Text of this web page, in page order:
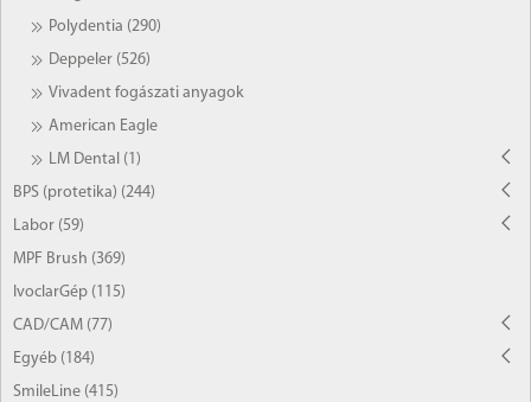
Polydentia (290)
Deppeler (526)
Vivadent fogászati anyagok
American Eagle
LM Dental (1)
BPS (protetika) (244)
Labor (59)
MPF Brush (369)
IvoclarGép (115)
CAD/CAM (77)
Egyéb (184)
SmileLine (415)